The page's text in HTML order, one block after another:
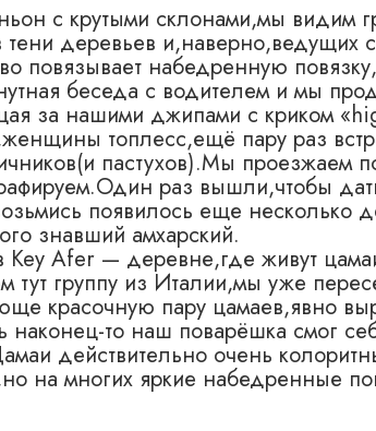
с крутыми склонами,мы видим
деревьев и,наверно,ведущих
повязывает набедренную
беседа с водителем и мы
за нашими джипами с криком
топлесс,ещё пару раз
пастухов).Мы проезжаем
раз вышли,чтобы
появилось еще
знавший амхарский.
Key Afer — деревне,где живут
тут группу из Италии,мы уже
красочную пару цамаев,явно
наконец-то наш поварёшка смог
действительно очень
на многих яркие набедренные